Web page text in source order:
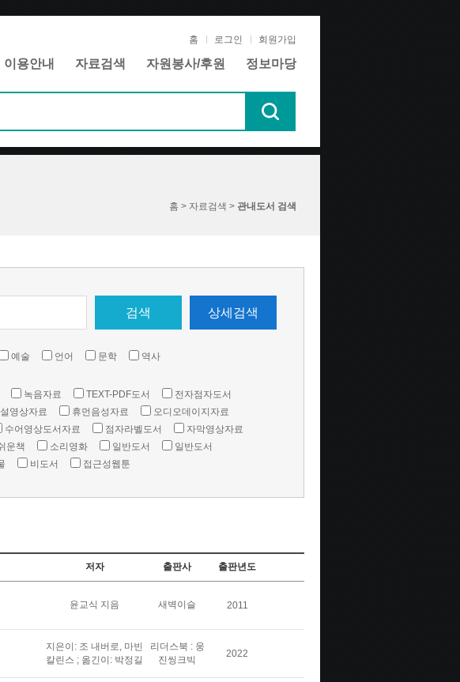
홈 로그인 회원가입
이용안내 자료검색 자원봉사/후원 정보마당
홈 > 자료검색 > 관내도서 검색
검색 상세검색
예술 언어 문학 역사
녹음자료 TEXT-PDF도서
전자점자도서
영상자료 휴먼음성자료
오디오데이지자료
수어영상도서자료 점자라벨도서
자막영상자료
운책 소리영화 일반도서
일반도서
비도서 접근성웹툰
저자 출판사 출판년도
윤교식 지음 새벽이슬 2011
지은이: 조 내버로, 마빈
칼린스 ; 옮긴이: 박정길
리더스북 : 웅
진씽크빅
2022